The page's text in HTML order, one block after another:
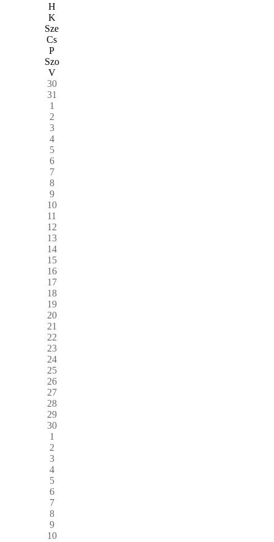
H
K
Sze
Cs
P
Szo
V
30
31
1
2
3
4
5
6
7
8
9
10
11
12
13
14
15
16
17
18
19
20
21
22
23
24
25
26
27
28
29
30
1
2
3
4
5
6
7
8
9
10